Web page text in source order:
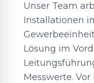
Unser Team
Installationen
Lösung im
Messwerte.